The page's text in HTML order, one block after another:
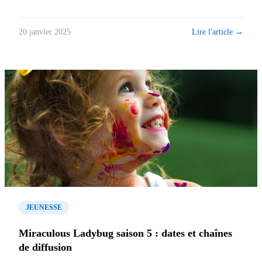
20 janvier 2025 Lire l'article →
JEUNESSE
Miraculous Ladybug saison 5 : dates et chaînes
de diffusion